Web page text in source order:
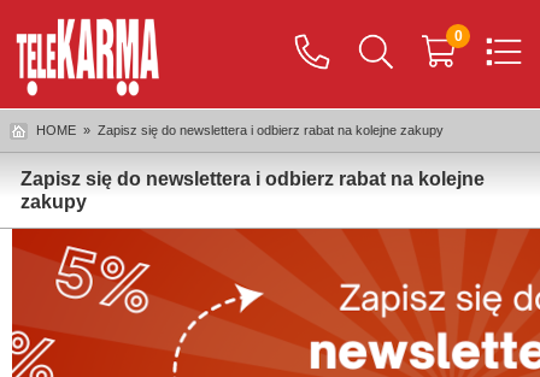
0
HOME » Zapisz się do newslettera i odbierz rabat na kolejne zakupy
Zapisz się do newslettera i odbierz rabat na kolejne
zakupy